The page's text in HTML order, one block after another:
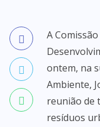
A
ontem, na
Ambiente,
reunião de
resíduos